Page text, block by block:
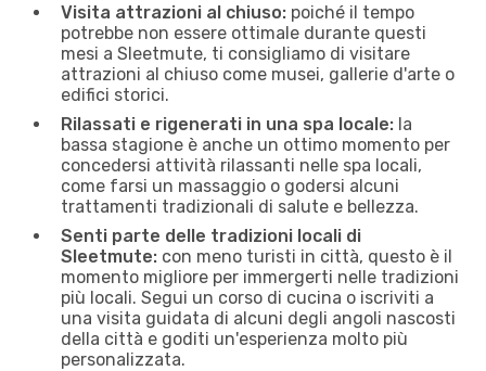
Visita attrazioni al chiuso: poiché il tempo
potrebbe non essere ottimale durante questi
mesi a Sleetmute, ti consigliamo di visitare
attrazioni al chiuso come musei, gallerie d'arte o
edifici storici.
Rilassati e rigenerati in una spa locale: la
bassa stagione è anche un ottimo momento per
concedersi attività rilassanti nelle spa locali,
come farsi un massaggio o godersi alcuni
trattamenti tradizionali di salute e bellezza.
Senti parte delle tradizioni locali di
Sleetmute: con meno turisti in città, questo è il
momento migliore per immergerti nelle tradizioni
più locali. Segui un corso di cucina o iscriviti a
una visita guidata di alcuni degli angoli nascosti
della città e goditi un'esperienza molto più
personalizzata.